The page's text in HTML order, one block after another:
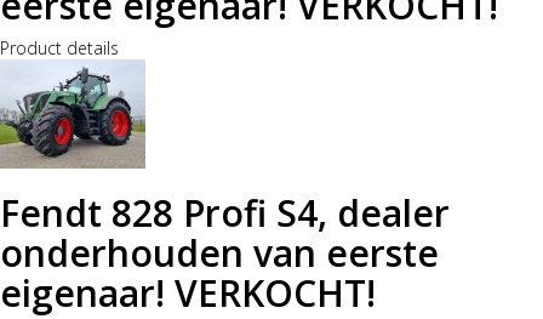
Product details
Fendt 828 Profi S4, dealer
onderhouden van eerste
eigenaar! VERKOCHT!